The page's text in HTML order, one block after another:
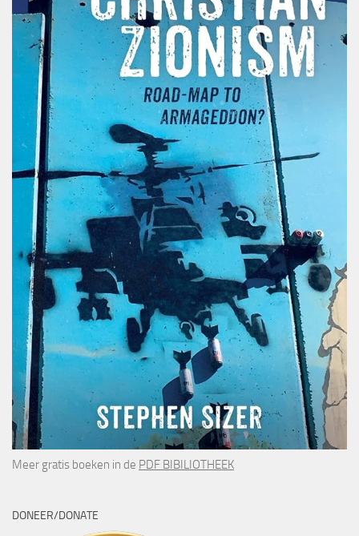
Meer gratis boeken in de PDF BIBILIOTHEEK
DONEER/DONATE